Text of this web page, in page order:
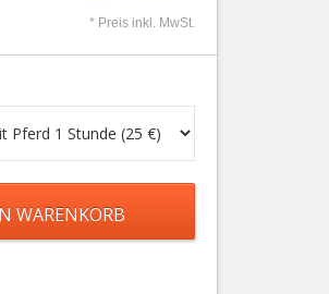
* Preis inkl. MwSt.